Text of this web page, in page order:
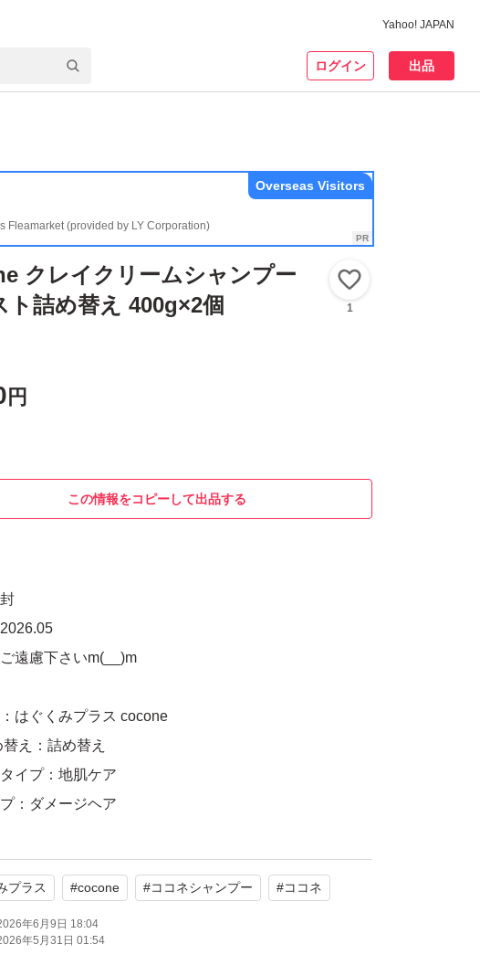
Yahoo! JAPAN
ログイン 出品
Fleamarket (provided by LY Corporation)
Overseas Visitors
クレイクリームシャンプー
ト詰め替え 400g×2個
1
円
この情報をコピーして出品する
遠慮下さいm(__)m
はぐくみプラス cocone
え：詰め替え
イプ：地肌ケア
：ダメージヘア
しっとり まとまる
物油 ノンシリコン パラベンフリー 界面活性剤不使用
収剤不使用
：セット
プラス #cocone #ココネシャンプー #ココネ
年6月9日 18:04
年5月31日 01:54